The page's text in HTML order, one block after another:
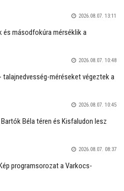
2026.08.07. 13:11
másodfokúra mérséklik a
2026.08.07. 10:48
talajnedvesség-méréseket végeztek a
2026.08.07. 10:45
Béla téren és Kisfaludon lesz
2026.08.07. 08:37
programsorozat a Varkocs-